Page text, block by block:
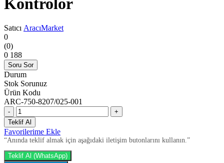
Satıcı AracıMarket
0
(0)
0 188
Soru Sor
Durum
Stok Sorunuz
Ürün Kodu
ARC-750-8207/025-001
-
+
Teklif Al
Favorilerime Ekle
“Anında teklif almak için aşağıdaki iletişim butonlarını kullanın.”
Teklif Al (WhatsApp)